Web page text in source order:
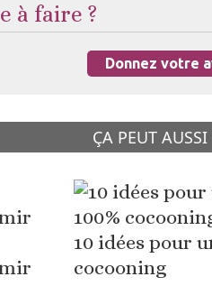
à faire ?
Donnez votre
ÇA PEUT
10 idées pour
cocooning